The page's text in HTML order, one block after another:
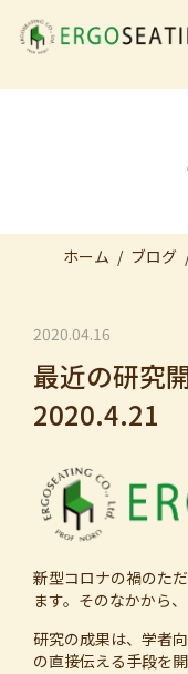
ホーム ブログ
2020.04.16
最近の研究
2020.4.21
新型コロナの禍のた
ます。そのなかから
研究の成果は、学者
の直接伝える手段を